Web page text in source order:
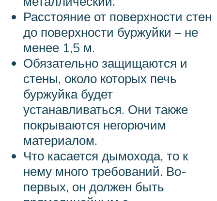
Расстояние от поверхности стен
до поверхности буржуйки – не
менее 1,5 м.
Обязательно защищаются и
стены, около которых печь
буржуйка будет
устанавливаться. Они также
покрываются негорючим
материалом.
Что касается дымохода, то к
нему много требований. Во-
первых, он должен быть